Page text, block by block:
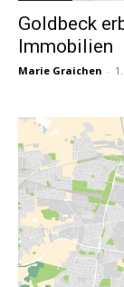
Goldbeck
Immobilien
Marie Graichen -